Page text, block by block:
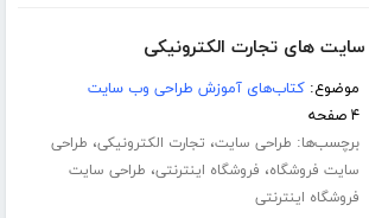
های تجارت الکترونیکی
موضوع:کتاب‌های آموزش طراحی وب سایت
۴ صفحه
برچسب‌ها: طراحی سایت، تجارت الکترونیکی، طراحی
سایت فروشگاه، فروشگاه اینترنتی، طراحی سایت
فروشگاه اینترنتی